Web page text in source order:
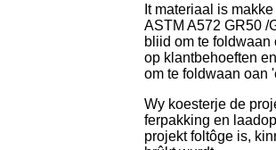
It materiaal is
ASTM A572 GR50 /
bliid om te
op klantbehoeften
om te foldwaan oan
Wy koesterje de
ferpakking en
projekt foltôge is,